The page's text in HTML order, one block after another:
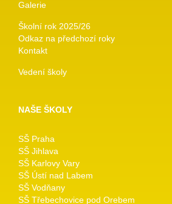
Galerie
Školní rok 2025/26
Odkaz na předchozí roky
Kontakt
Vedení školy
NAŠE ŠKOLY
SŠ Praha
SŠ Jihlava
SŠ Karlovy Vary
SŠ Ústí nad Labem
SŠ Vodňany
SŠ Třebechovice pod Orebem